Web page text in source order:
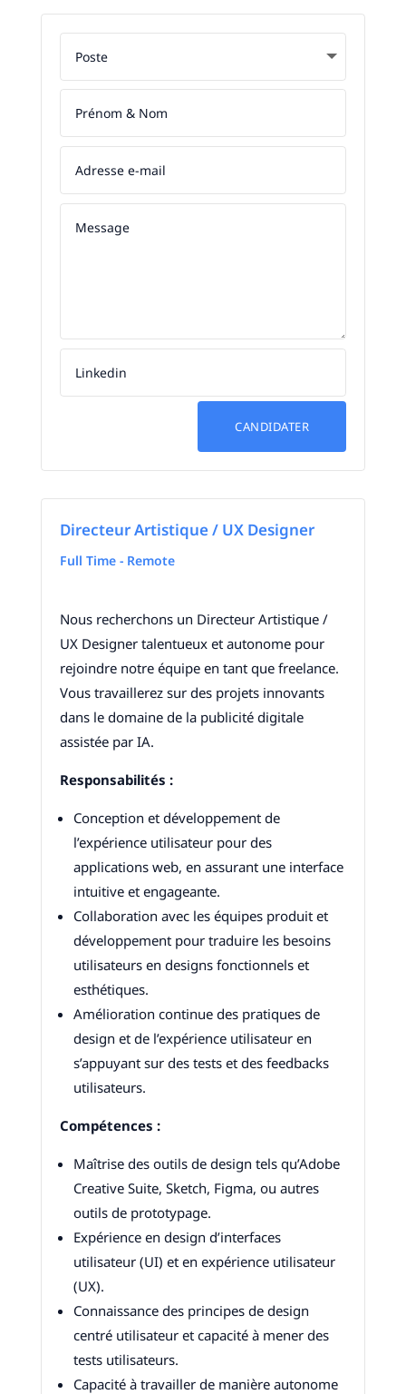
CANDIDATER
Directeur Artistique / UX Designer
Full Time - Remote
Nous recherchons un Directeur Artistique /
UX Designer talentueux et autonome pour
rejoindre notre équipe en tant que freelance.
Vous travaillerez sur des projets innovants
dans le domaine de la publicité digitale
assistée par IA.
Responsabilités :
Conception et développement de
l’expérience utilisateur pour des
applications web, en assurant une interface
intuitive et engageante.
Collaboration avec les équipes produit et
développement pour traduire les besoins
utilisateurs en designs fonctionnels et
esthétiques.
Amélioration continue des pratiques de
design et de l’expérience utilisateur en
s’appuyant sur des tests et des feedbacks
utilisateurs.
Compétences :
Maîtrise des outils de design tels qu’Adobe
Creative Suite, Sketch, Figma, ou autres
outils de prototypage.
Expérience en design d’interfaces
utilisateur (UI) et en expérience utilisateur
(UX).
Connaissance des principes de design
centré utilisateur et capacité à mener des
tests utilisateurs.
Capacité à travailler de manière autonome